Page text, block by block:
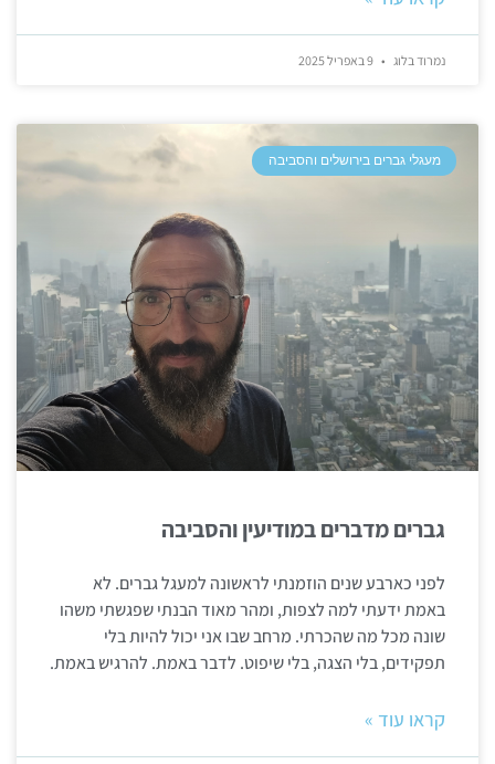
נמרוד בלוג
מעגלי גברים בירושלים והסביבה
גברים מדברים במודיעין והסביבה
לפני כארבע שנים הוזמנתי לראשונה למעגל גברים. לא
באמת ידעתי למה לצפות, ומהר מאוד הבנתי שפגשתי משהו
שונה מכל מה שהכרתי. מרחב שבו אני יכול להיות בלי
תפקידים, בלי הצגה, בלי שיפוט. לדבר באמת. להרגיש באמת.
קראו עוד »